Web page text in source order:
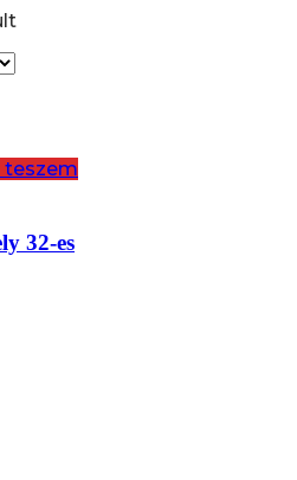
teszem
32-es